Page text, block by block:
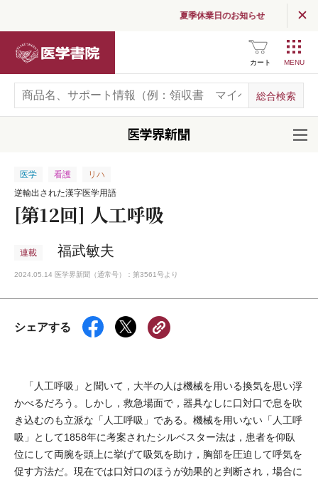
夏季休業日のお知らせ
カート
医学 看護
リハ
逆輸出された漢字医学用語
[第12回] 人工呼吸
連載 福武敏夫
2024.05.14 医学界新聞（通常号）：第3561号より
シェアする
「人工呼吸」と聞いて，大半の人は機械を用いる換気を思い浮
かべるだろう。しかし，救急場面で，器具なしに口対口で息を吹
き込むのも立派な「人工呼吸」である。機械を用いない「人工呼
吸」として1858年に考案されたシルベスター法は，患者を仰臥
位にして両腕を頭上に挙げて吸気を助け，胸部を圧迫して呼気を
促す方法だ。現在では口対口のほうが効果的と判断され，場合に